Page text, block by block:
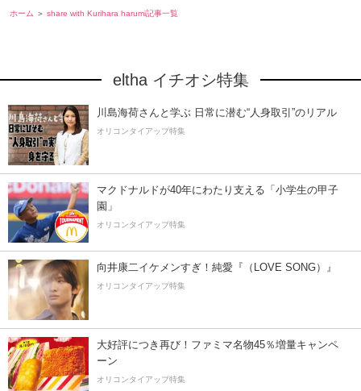
ホーム share with Kurihara harumi記事一覧
eltha イチオシ特集
川島海荷さんと学ぶ 日常に潜む“人身取引”のリアル
オリコンタイアップ特集
マクドナルドが40年にわたり支える「小学生の甲子
園」
オリコンタイアップ特集
向井康二イケメンすぎ！純愛『（LOVE SONG）』
オリコンタイアップ特集
大好評につき再び！ファミマ名物45％増量キャンペ
ーン
オリコンタイアップ特集